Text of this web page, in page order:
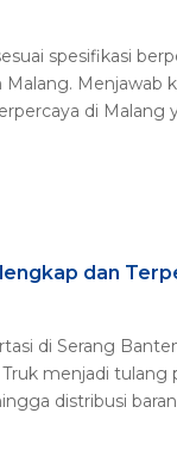
spesifikasi
Malang.
di Malang
dan
di Serang
Truk menjadi
distribusi